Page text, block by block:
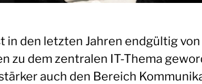
in den letzten Jahren endgültig
zu dem zentralen IT-Thema
auch den Bereich